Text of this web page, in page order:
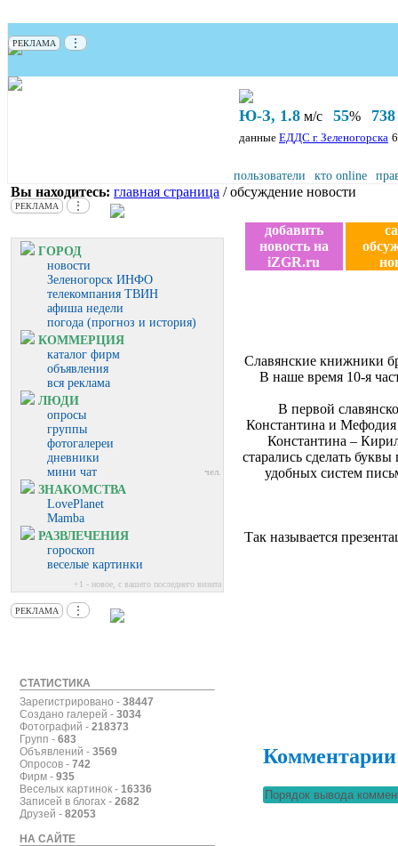
РЕКЛАМА ⋮
Ю-З, 1.8 м/с 55% 738
данные ЕДДС г. Зеленогорска
пользователи кто online
Вы находитесь: главная страница / обсуждение новости
РЕКЛАМА ⋮
ГОРОД
новости
Зеленогорск ИНФО
телекомпания ТВИН
афиша недели
погода (прогноз и история)
КОММЕРЦИЯ
каталог фирм
объявления
вся реклама
ЛЮДИ
опросы
группы
фотогалереи
дневники
мини чат
чел.
ЗНАКОМСТВА
LovePlanet
Mamba
РАЗВЛЕЧЕНИЯ
гороскоп
веселые картинки
+1 - новое, с вашего последнего визита
РЕКЛАМА ⋮
СТАТИСТИКА
Зарегистрировано - 38447
Создано галерей - 3034
Фотографий - 218373
Групп - 683
Объявлений - 3569
Опросов - 742
Фирм - 935
Веселых картинок - 16336
Записей в блогах - 2682
Друзей - 82053
НА САЙТЕ
добавить
новость на
iZGR.ru
Славянские книжники
В наше время 10-я
В первой
Константина и Мефодия
Константина –
старались сделать
удобных систем
Так называется
Комментарии